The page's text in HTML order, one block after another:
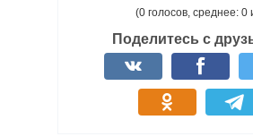
(0 голосов, среднее: 0
Поделитесь с